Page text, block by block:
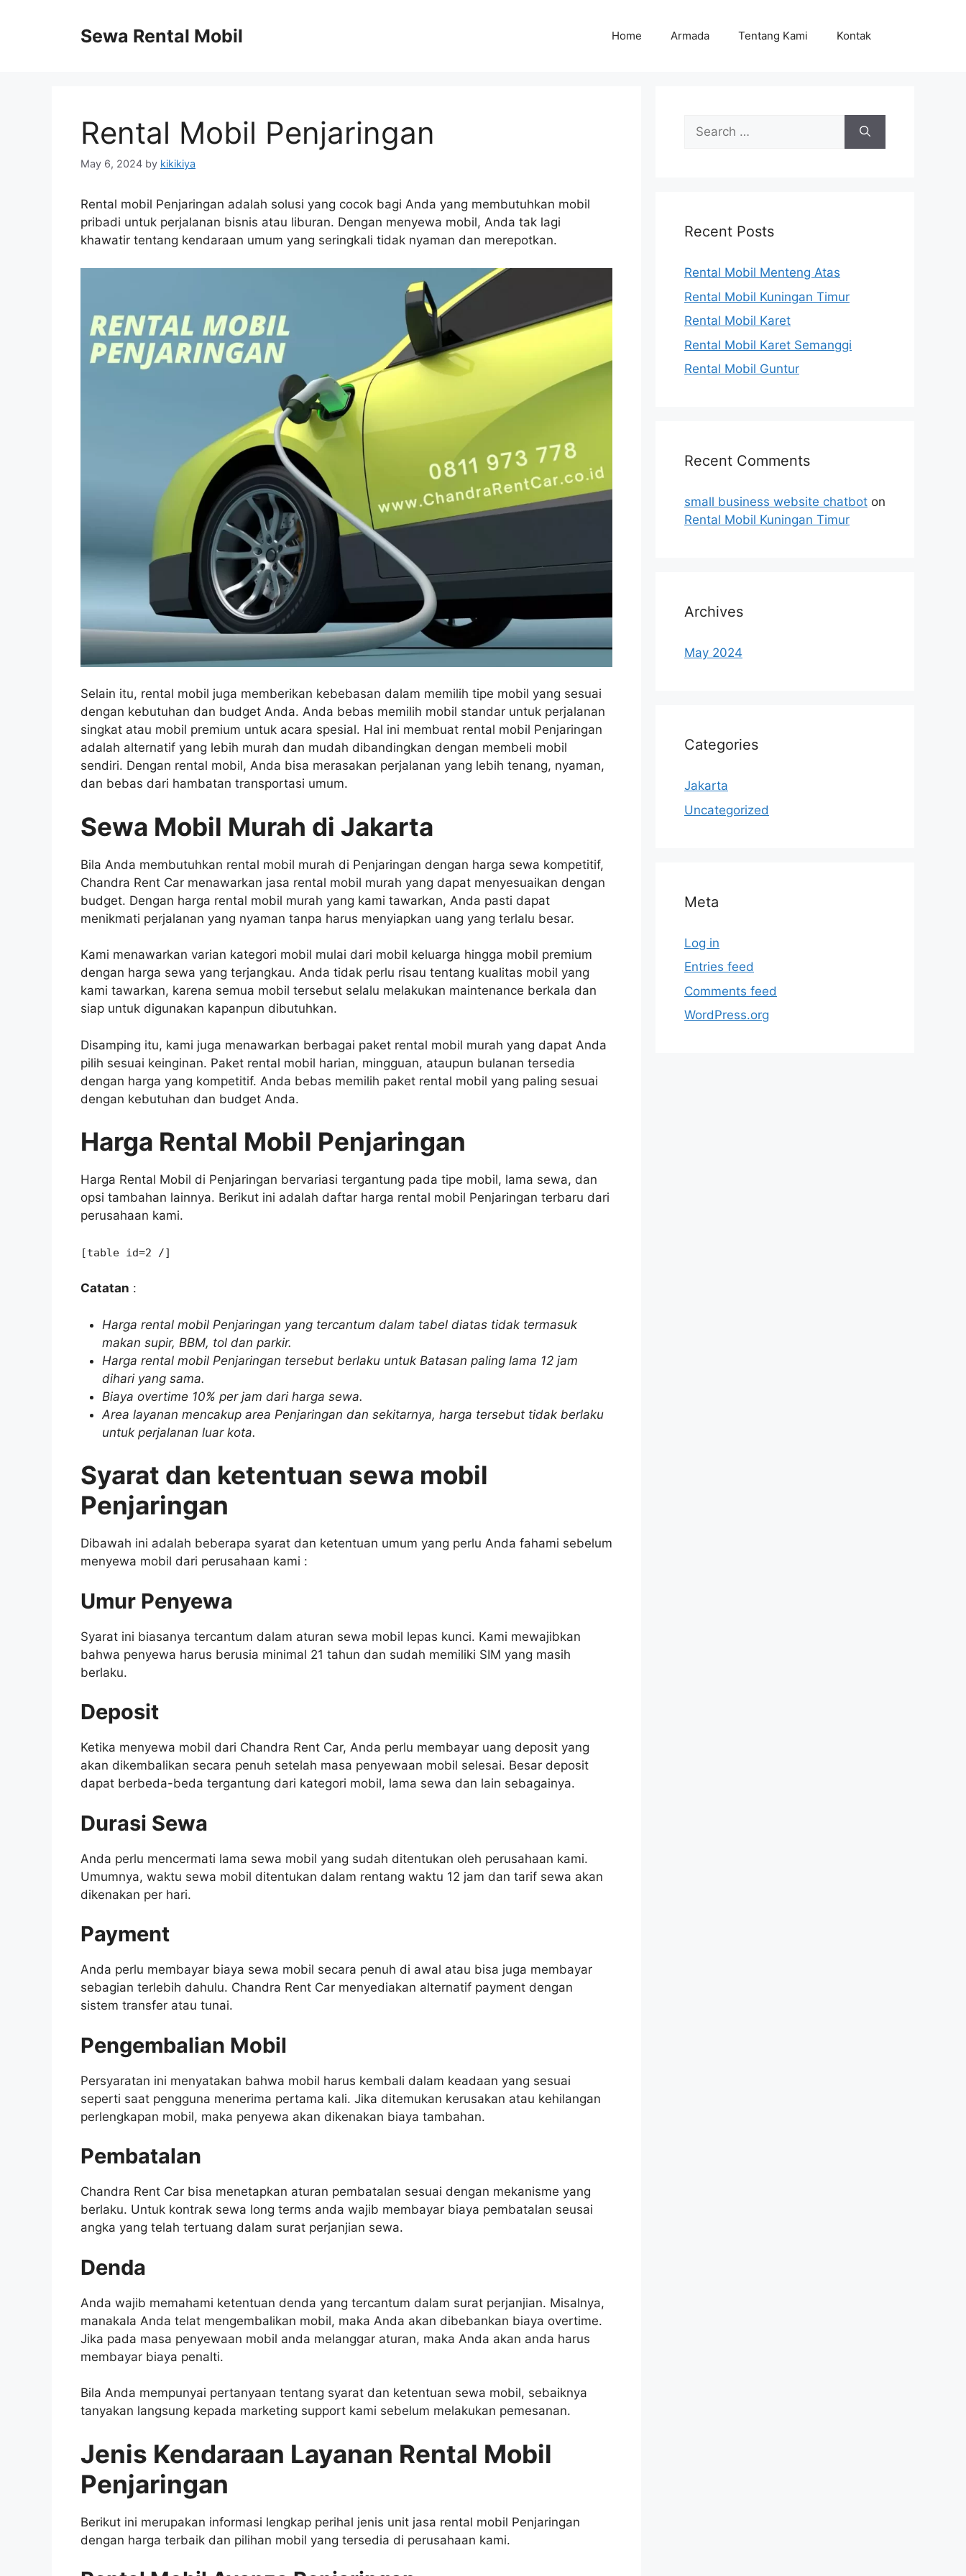
Sewa Rental Mobil Home Armada Tentang Kami Kontak
Rental Mobil Penjaringan
May 6, 2024 by kikikiya
Rental mobil Penjaringan adalah solusi yang cocok bagi Anda yang membutuhkan mobil
pribadi untuk perjalanan bisnis atau liburan. Dengan menyewa mobil, Anda tak lagi
khawatir tentang kendaraan umum yang seringkali tidak nyaman dan merepotkan.
Selain itu, rental mobil juga memberikan kebebasan dalam memilih tipe mobil yang sesuai
dengan kebutuhan dan budget Anda. Anda bebas memilih mobil standar untuk perjalanan
singkat atau mobil premium untuk acara spesial. Hal ini membuat rental mobil Penjaringan
adalah alternatif yang lebih murah dan mudah dibandingkan dengan membeli mobil
sendiri. Dengan rental mobil, Anda bisa merasakan perjalanan yang lebih tenang, nyaman,
dan bebas dari hambatan transportasi umum.
Sewa Mobil Murah di Jakarta
Bila Anda membutuhkan rental mobil murah di Penjaringan dengan harga sewa kompetitif,
Chandra Rent Car menawarkan jasa rental mobil murah yang dapat menyesuaikan dengan
budget. Dengan harga rental mobil murah yang kami tawarkan, Anda pasti dapat
menikmati perjalanan yang nyaman tanpa harus menyiapkan uang yang terlalu besar.
Kami menawarkan varian kategori mobil mulai dari mobil keluarga hingga mobil premium
dengan harga sewa yang terjangkau. Anda tidak perlu risau tentang kualitas mobil yang
kami tawarkan, karena semua mobil tersebut selalu melakukan maintenance berkala dan
siap untuk digunakan kapanpun dibutuhkan.
Disamping itu, kami juga menawarkan berbagai paket rental mobil murah yang dapat Anda
pilih sesuai keinginan. Paket rental mobil harian, mingguan, ataupun bulanan tersedia
dengan harga yang kompetitif. Anda bebas memilih paket rental mobil yang paling sesuai
dengan kebutuhan dan budget Anda.
Harga Rental Mobil Penjaringan
Harga Rental Mobil di Penjaringan bervariasi tergantung pada tipe mobil, lama sewa, dan
opsi tambahan lainnya. Berikut ini adalah daftar harga rental mobil Penjaringan terbaru dari
perusahaan kami.
[table id=2 /]
Catatan :
Harga rental mobil Penjaringan yang tercantum dalam tabel diatas tidak termasuk
makan supir, BBM, tol dan parkir.
Harga rental mobil Penjaringan tersebut berlaku untuk Batasan paling lama 12 jam
dihari yang sama.
Biaya overtime 10% per jam dari harga sewa.
Area layanan mencakup area Penjaringan dan sekitarnya, harga tersebut tidak berlaku
untuk perjalanan luar kota.
Syarat dan ketentuan sewa mobil
Penjaringan
Dibawah ini adalah beberapa syarat dan ketentuan umum yang perlu Anda fahami sebelum
menyewa mobil dari perusahaan kami :
Umur Penyewa
Syarat ini biasanya tercantum dalam aturan sewa mobil lepas kunci. Kami mewajibkan
bahwa penyewa harus berusia minimal 21 tahun dan sudah memiliki SIM yang masih
berlaku.
Deposit
Ketika menyewa mobil dari Chandra Rent Car, Anda perlu membayar uang deposit yang
akan dikembalikan secara penuh setelah masa penyewaan mobil selesai. Besar deposit
dapat berbeda-beda tergantung dari kategori mobil, lama sewa dan lain sebagainya.
Durasi Sewa
Anda perlu mencermati lama sewa mobil yang sudah ditentukan oleh perusahaan kami.
Umumnya, waktu sewa mobil ditentukan dalam rentang waktu 12 jam dan tarif sewa akan
dikenakan per hari.
Payment
Anda perlu membayar biaya sewa mobil secara penuh di awal atau bisa juga membayar
sebagian terlebih dahulu. Chandra Rent Car menyediakan alternatif payment dengan
sistem transfer atau tunai.
Pengembalian Mobil
Persyaratan ini menyatakan bahwa mobil harus kembali dalam keadaan yang sesuai
seperti saat pengguna menerima pertama kali. Jika ditemukan kerusakan atau kehilangan
perlengkapan mobil, maka penyewa akan dikenakan biaya tambahan.
Pembatalan
Chandra Rent Car bisa menetapkan aturan pembatalan sesuai dengan mekanisme yang
berlaku. Untuk kontrak sewa long terms anda wajib membayar biaya pembatalan seusai
angka yang telah tertuang dalam surat perjanjian sewa.
Denda
Anda wajib memahami ketentuan denda yang tercantum dalam surat perjanjian. Misalnya,
manakala Anda telat mengembalikan mobil, maka Anda akan dibebankan biaya overtime.
Jika pada masa penyewaan mobil anda melanggar aturan, maka Anda akan anda harus
membayar biaya penalti.
Bila Anda mempunyai pertanyaan tentang syarat dan ketentuan sewa mobil, sebaiknya
tanyakan langsung kepada marketing support kami sebelum melakukan pemesanan.
Jenis Kendaraan Layanan Rental Mobil
Penjaringan
Berikut ini merupakan informasi lengkap perihal jenis unit jasa rental mobil Penjaringan
dengan harga terbaik dan pilihan mobil yang tersedia di perusahaan kami.
Search
for:
Recent Posts
Rental Mobil Menteng Atas
Rental Mobil Kuningan Timur
Rental Mobil Karet
Rental Mobil Karet Semanggi
Rental Mobil Guntur
Recent Comments
small business website chatbot on
Rental Mobil Kuningan Timur
Archives
May 2024
Categories
Jakarta
Uncategorized
Meta
Log in
Entries feed
Comments feed
WordPress.org